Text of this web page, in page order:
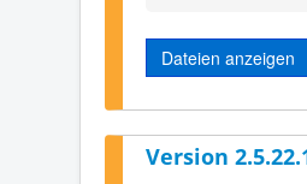
Dateien anzeigen
Version